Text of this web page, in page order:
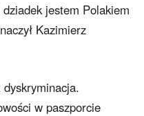
jestem Polakiem
Kazimierz
w paszporcie